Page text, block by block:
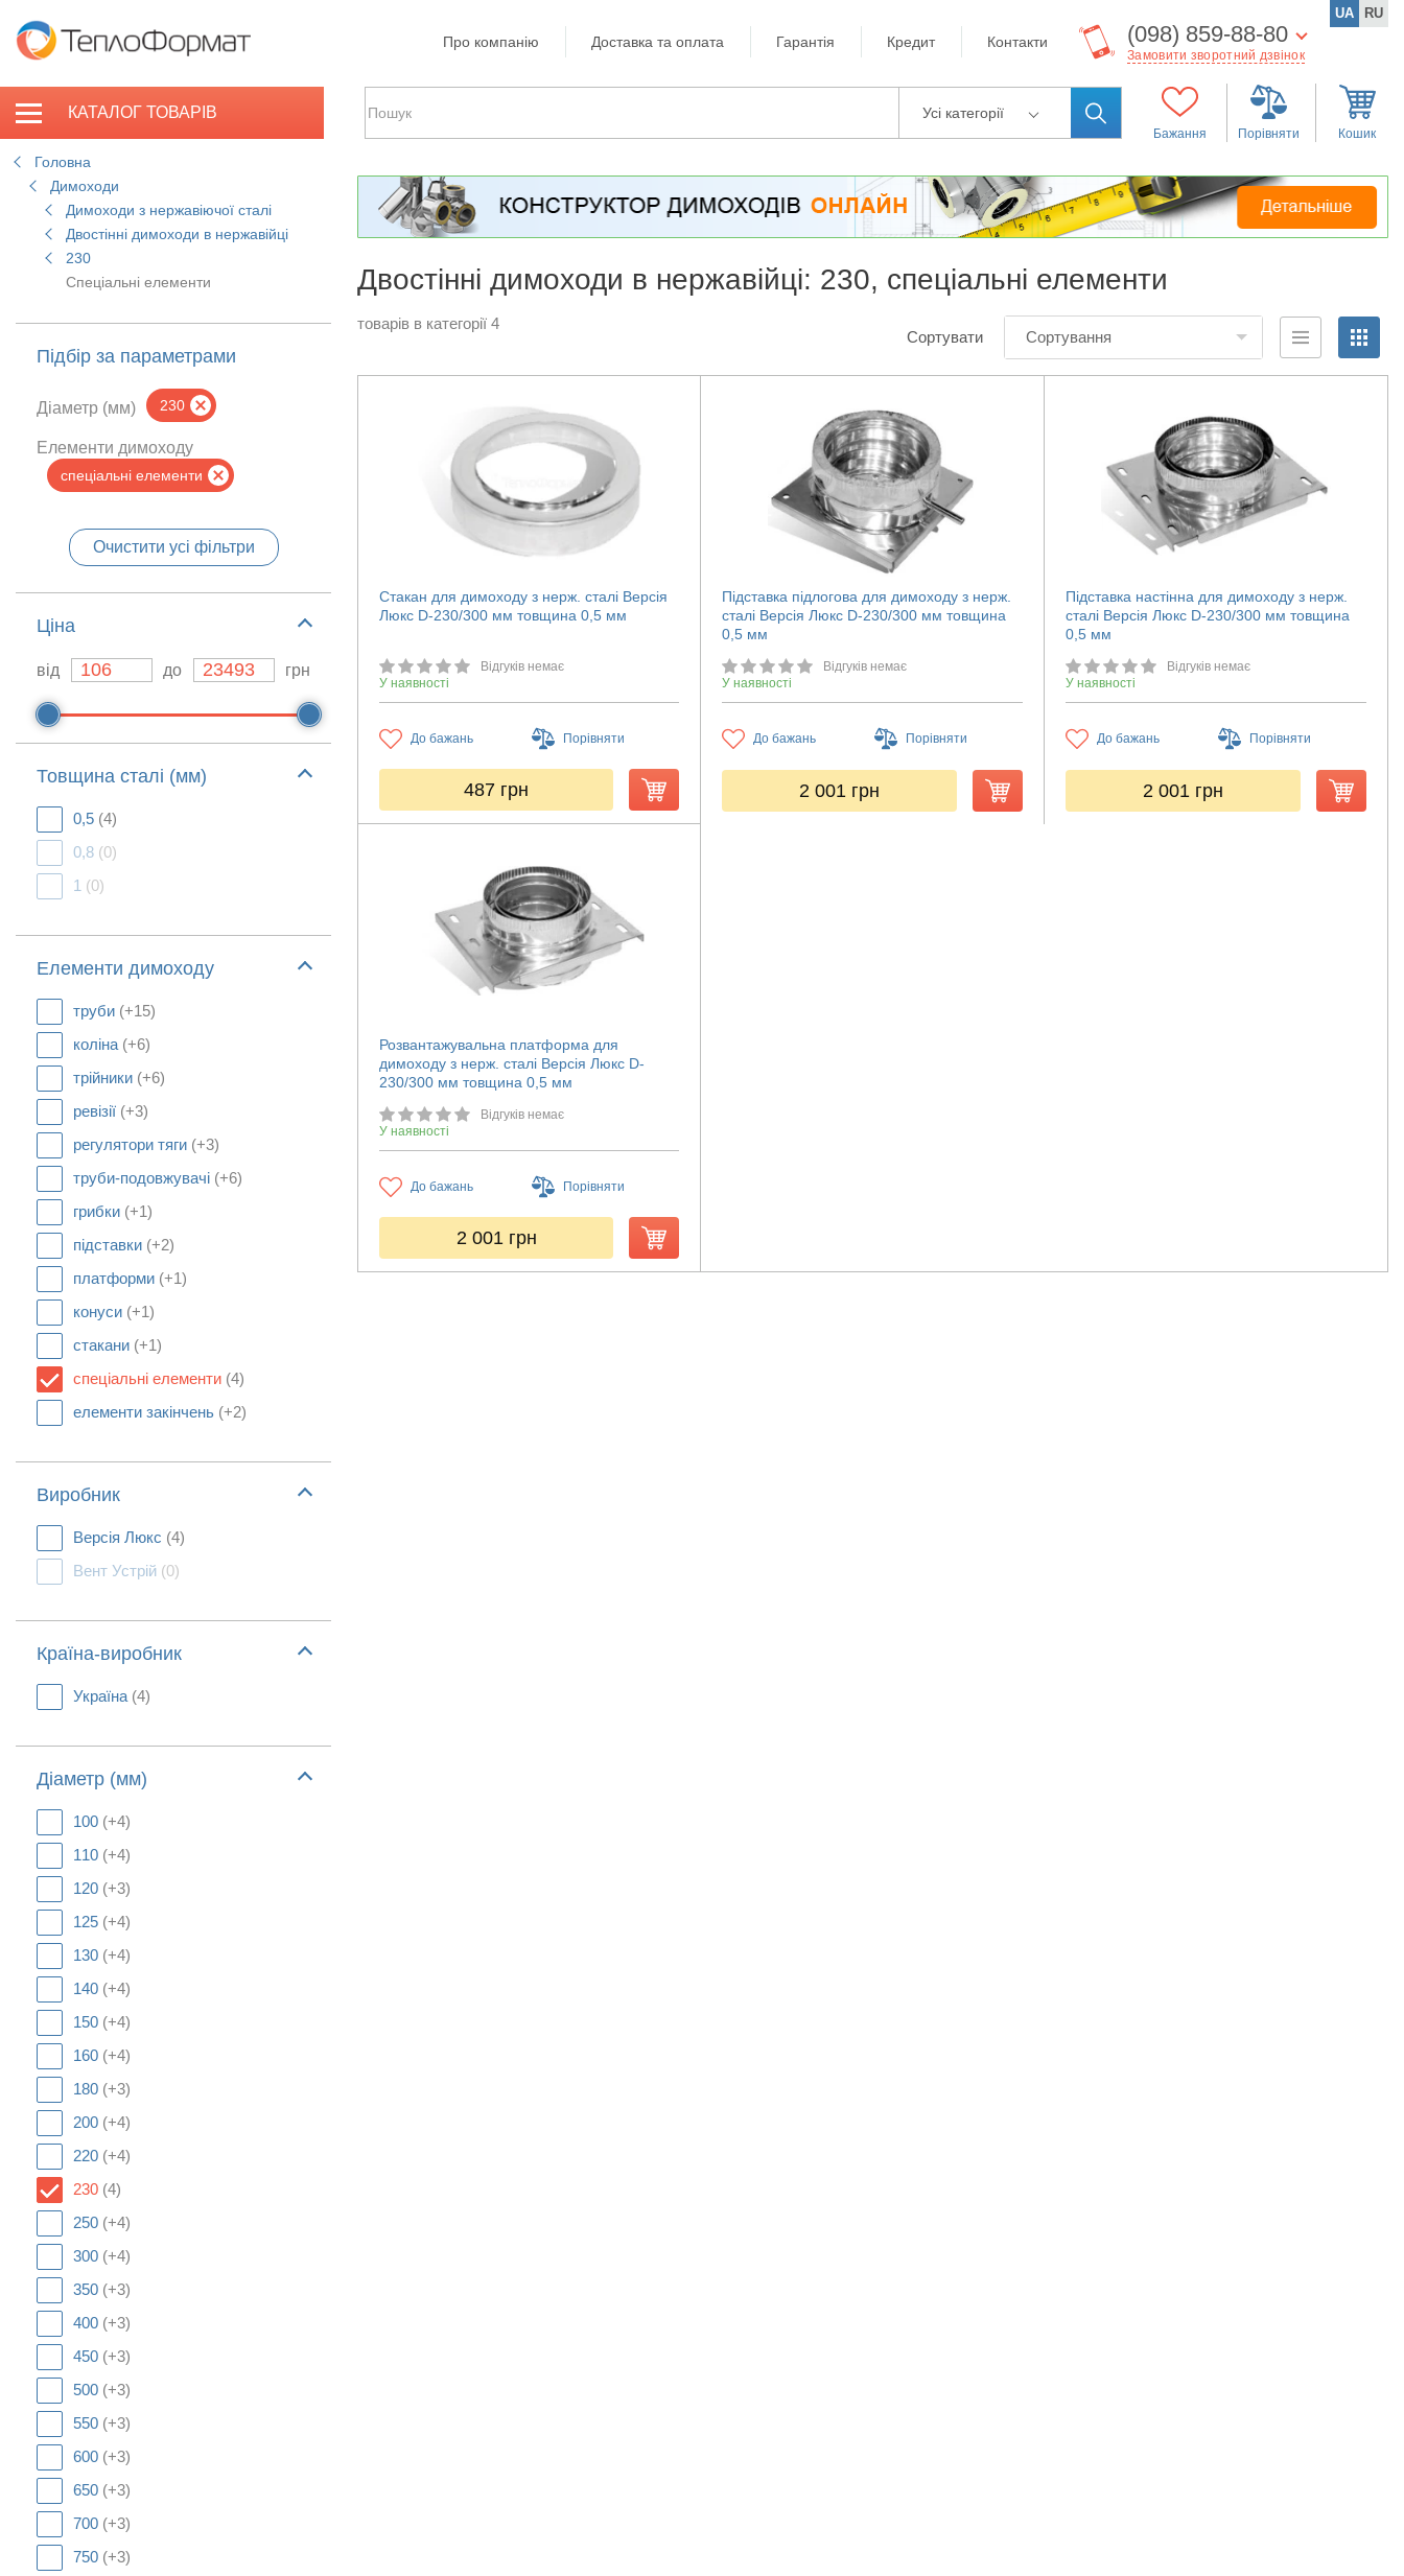
Про компанію Доставка та оплата Гарантія Кредит Контакти (098) 859-88-80
Замовити зворотний дзвінок
UA RU
КАТАЛОГ ТОВАРІВ Усі категорії
Бажання Порівняти Кошик
Головна
Димоходи
Димоходи з нержавіючої сталі
Двостінні димоходи в нержавійці
230
Спеціальні елементи
Підбір за параметрами
Діаметр (мм) 230
Елементи димоходу
спеціальні елементи
Очистити усі фільтри
Ціна
від до грн
Товщина сталі (мм)
0,5 (4)
0,8 (0)
1 (0)
Елементи димоходу
труби (+15)
коліна (+6)
трійники (+6)
ревізії (+3)
регулятори тяги (+3)
труби-подовжувачі (+6)
грибки (+1)
підставки (+2)
платформи (+1)
конуси (+1)
стакани (+1)
спеціальні елементи (4)
елементи закінчень (+2)
Виробник
Версія Люкс (4)
Вент Устрій (0)
Країна-виробник
Україна (4)
Діаметр (мм)
100 (+4)
110 (+4)
120 (+3)
125 (+4)
130 (+4)
140 (+4)
150 (+4)
160 (+4)
180 (+3)
200 (+4)
220 (+4)
230 (4)
250 (+4)
300 (+4)
350 (+3)
400 (+3)
450 (+3)
500 (+3)
550 (+3)
600 (+3)
650 (+3)
700 (+3)
750 (+3)
Двостінні димоходи в нержавійці: 230, спеціальні елементи
товарів в категорії 4
Сортувати Сортування
Стакан для димоходу з нерж. сталі Версія
Люкс D-230/300 мм товщина 0,5 мм
Відгуків немає
У наявності
До бажань Порівняти
487 грн
Підставка підлогова для димоходу з нерж.
сталі Версія Люкс D-230/300 мм товщина
0,5 мм
Відгуків немає
У наявності
До бажань Порівняти
2 001 грн
Підставка настінна для димоходу з нерж.
сталі Версія Люкс D-230/300 мм товщина
0,5 мм
Відгуків немає
У наявності
До бажань Порівняти
2 001 грн
Розвантажувальна платформа для
димоходу з нерж. сталі Версія Люкс D-
230/300 мм товщина 0,5 мм
Відгуків немає
У наявності
До бажань Порівняти
2 001 грн